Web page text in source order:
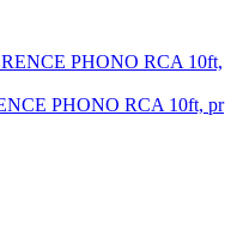
PHONO RCA 10ft, pr